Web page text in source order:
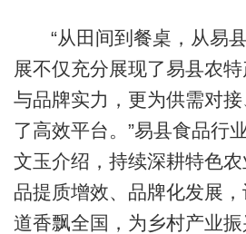
“从田间到餐桌，从易
展不仅充分展现了易县农
与品牌实力，更为供需对
了高效平台。”易县食品行
文玉介绍，持续深耕特色
品提质增效、品牌化发展
道香飘全国，为乡村产业